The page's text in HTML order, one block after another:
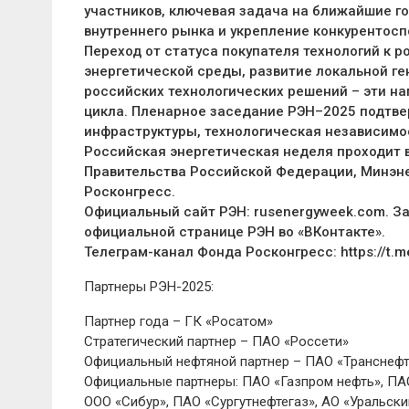
участников, ключевая задача на ближайшие
внутреннего рынка и укрепление
Переход от статуса покупателя технологий к
энергетической среды, развитие локальной
российских технологических решений – эти
цикла. Пленарное заседание РЭН–2025
инфраструктуры, технологическая
Российская энергетическая неделя
Правительства Российской Федерации,
Росконгресс.
Официальный сайт РЭН: rusenergyweek.com.
официальной странице РЭН во «ВКонтакте».
Телеграм-канал Фонда Росконгресс: https://
Партнеры РЭН-2025:
Партнер года – ГК «Росатом»
Стратегический партнер – ПАО «Россети»
Официальный нефтяной партнер – ПАО
Официальные партнеры: ПАО «Газпром нефть»,
ООО «Сибур», ПАО «Сургутнефтегаз», АО